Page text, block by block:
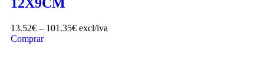
13.52€ – 101.35€ excl/iva
Comprar